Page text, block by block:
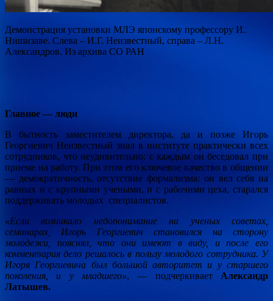
Демонстрация установки МЛЭ японскому профессору И.
Нишизаве. Слева – И.Г. Неизвестный, справа – Л.Н.
Александров. Из архива СО РАН
Главное — люди
В бытность заместителем директора, да и позже Игорь
Георгиевич Неизвестный знал в институте практически всех
сотрудников, что неудивительно: с каждым он беседовал при
приеме на работу. При этом его ключевое качество в общении
— демократичность, отсутствие формализма: он вел себя на
равных и с крупными учеными, и с рабочими цеха, старался
поддерживать молодых специалистов.
«Если возникало недопонимание на ученых советах,
семинарах, Игорь Георгиевич становился на сторону
молодежи, пояснял, что они имеют в виду, и после его
комментария дело решалось в пользу молодого сотрудника. У
Игоря Георгиевича был большой авторитет и у старшего
поколения, и у младшего», — подчеркивает Александр
Латышев.